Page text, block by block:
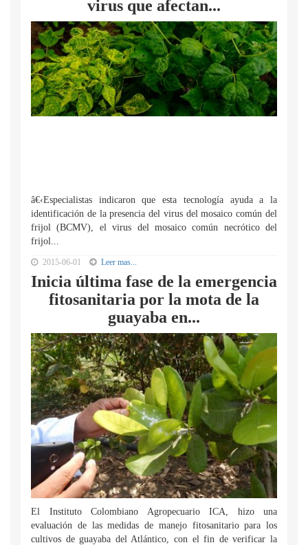
virus que afectan...
â€‹Especialistas indicaron que esta tecnología ayuda a la
identificación de la presencia del virus del mosaico común del
frijol (BCMV), el virus del mosaico común necrótico del
frijol...
2015-06-01 Leer mas...
Inicia última fase de la emergencia
fitosanitaria por la mota de la
guayaba en...
El Instituto Colombiano Agropecuario ICA, hizo una
evaluación de las medidas de manejo fitosanitario para los
cultivos de guayaba del Atlántico, con el fin de verificar la